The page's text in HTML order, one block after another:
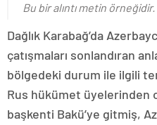
Bu bir alıntı metin örneğidir.
Dağlık Karabağ’da
çatışmaları sonlandıran
bölgedeki durum ile ilgili
Rus hükümet üyelerinden
başkenti Bakü’ye gitmiş,